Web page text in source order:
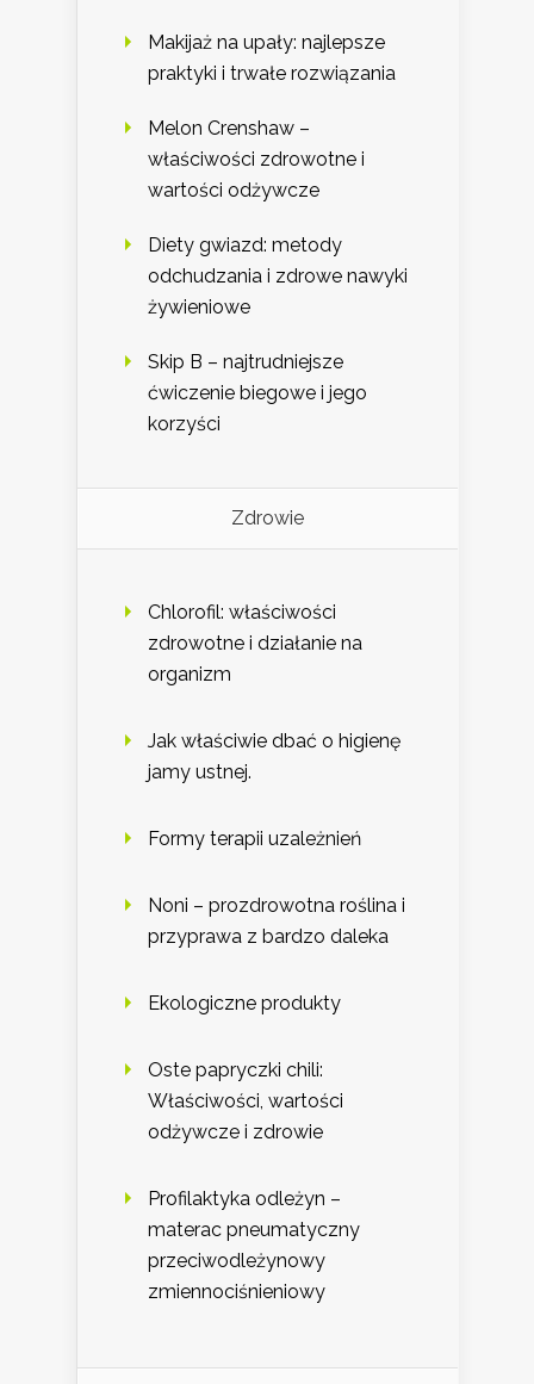
Makijaż na upały: najlepsze
praktyki i trwałe rozwiązania
Melon Crenshaw –
właściwości zdrowotne i
wartości odżywcze
Diety gwiazd: metody
odchudzania i zdrowe nawyki
żywieniowe
Skip B – najtrudniejsze
ćwiczenie biegowe i jego
korzyści
Zdrowie
Chlorofil: właściwości
zdrowotne i działanie na
organizm
Jak właściwie dbać o higienę
jamy ustnej.
Formy terapii uzależnień
Noni – prozdrowotna roślina i
przyprawa z bardzo daleka
Ekologiczne produkty
Oste papryczki chili:
Właściwości, wartości
odżywcze i zdrowie
Profilaktyka odleżyn –
materac pneumatyczny
przeciwodleżynowy
zmiennociśnieniowy